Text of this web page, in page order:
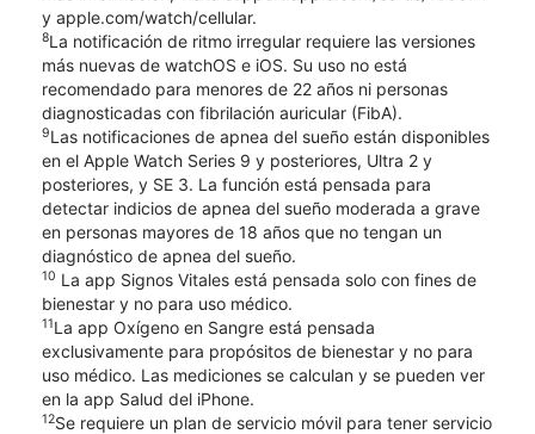
y apple.com/watch/cellular.
8La notificación de ritmo irregular requiere las versiones
más nuevas de watchOS e iOS. Su uso no está
recomendado para menores de 22 años ni personas
diagnosticadas con fibrilación auricular (FibA).
9Las notificaciones de apnea del sueño están disponibles
en el Apple Watch Series 9 y posteriores, Ultra 2 y
posteriores, y SE 3. La función está pensada para
detectar indicios de apnea del sueño moderada a grave
en personas mayores de 18 años que no tengan un
diagnóstico de apnea del sueño.
10 La app Signos Vitales está pensada solo con fines de
bienestar y no para uso médico.
11La app Oxígeno en Sangre está pensada
exclusivamente para propósitos de bienestar y no para
uso médico. Las mediciones se calculan y se pueden ver
en la app Salud del iPhone.
12Se requiere un plan de servicio móvil para tener servicio